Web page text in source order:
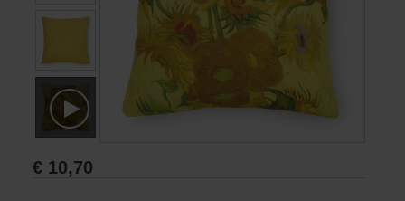
Libros
Lienzos y Láminas
Regalos
€ 10,70